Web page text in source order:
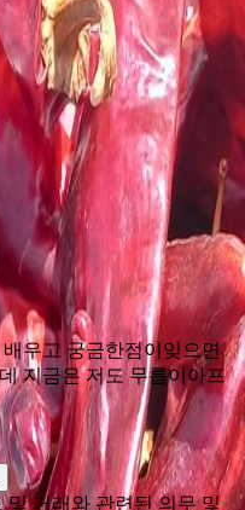
우고 궁금한점이잊으면
지금은 저도 무릅이아프
및 거래와 관련된 의무 및